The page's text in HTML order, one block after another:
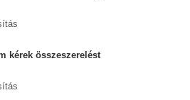
kérek összeszerelést